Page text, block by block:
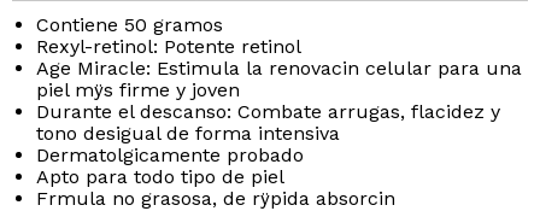
Contiene 50 gramos
Rexyl-retinol: Potente retinol
Age Miracle: Estimula la renovacin celular para una
piel mÿs firme y joven
Durante el descanso: Combate arrugas, flacidez y
tono desigual de forma intensiva
Dermatolgicamente probado
Apto para todo tipo de piel
Frmula no grasosa, de rÿpida absorcin